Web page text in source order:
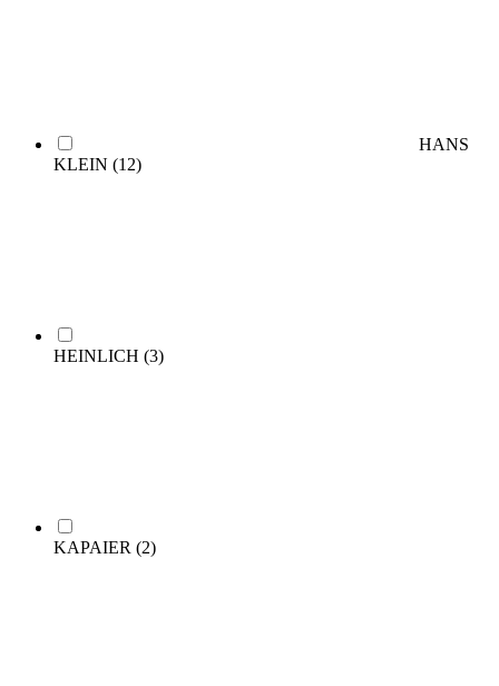
HANS
KLEIN (12)
HEINLICH (3)
KAPAIER (2)